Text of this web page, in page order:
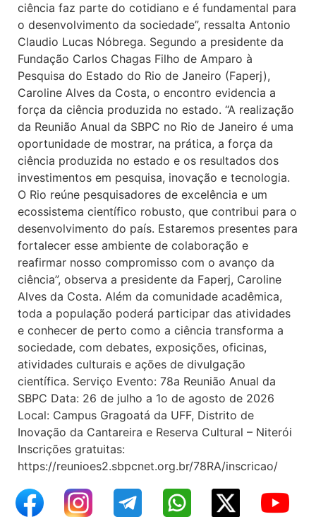
ciência faz parte do cotidiano e é fundamental para
o desenvolvimento da sociedade”, ressalta Antonio
Claudio Lucas Nóbrega. Segundo a presidente da
Fundação Carlos Chagas Filho de Amparo à
Pesquisa do Estado do Rio de Janeiro (Faperj),
Caroline Alves da Costa, o encontro evidencia a
força da ciência produzida no estado. “A realização
da Reunião Anual da SBPC no Rio de Janeiro é uma
oportunidade de mostrar, na prática, a força da
ciência produzida no estado e os resultados dos
investimentos em pesquisa, inovação e tecnologia.
O Rio reúne pesquisadores de excelência e um
ecossistema científico robusto, que contribui para o
desenvolvimento do país. Estaremos presentes para
fortalecer esse ambiente de colaboração e
reafirmar nosso compromisso com o avanço da
ciência”, observa a presidente da Faperj, Caroline
Alves da Costa. Além da comunidade acadêmica,
toda a população poderá participar das atividades
e conhecer de perto como a ciência transforma a
sociedade, com debates, exposições, oficinas,
atividades culturais e ações de divulgação
científica. Serviço Evento: 78a Reunião Anual da
SBPC Data: 26 de julho a 1o de agosto de 2026
Local: Campus Gragoatá da UFF, Distrito de
Inovação da Cantareira e Reserva Cultural – Niterói
Inscrições gratuitas:
https://reunioes2.sbpcnet.org.br/78RA/inscricao/